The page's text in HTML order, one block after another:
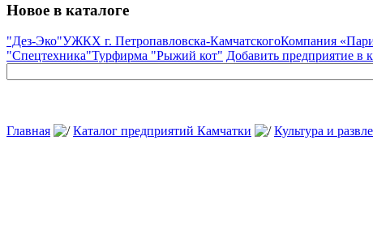
Новое в каталоге
"Дез-Эко"УЖКХ г. Петропавловска-КамчатскогоКомпания
"Спецтехника"Турфирма "Рыжий кот" Добавить предприятие в
Главная
Каталог предприятий Камчатки Культура и